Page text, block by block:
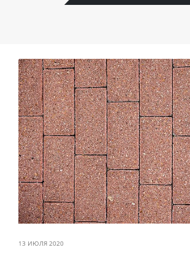
13 ИЮЛЯ 2020